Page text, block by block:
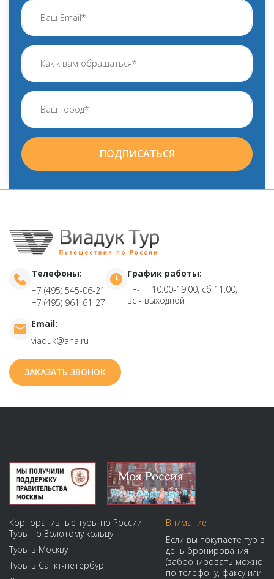
ПОДПИСАТЬСЯ
Телефоны:
+7 (495) 545-06-21
+7 (495) 961-61-27
График работы:
пн-пт 10:00-19:00, сб 11:00,
вс - выходной
Email:
viaduk@aha.ru
ЗАКАЗАТЬ ЗВОНОК
Корпоративные туры по России
Туры по Золотому кольцу
Туры в Москву
Туры в Санкт-петербург
Внимание
Если вы покупаете тур в
день бронирования
(забронировать можно
по телефону, факсу или